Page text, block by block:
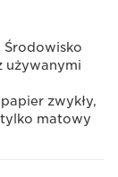
Środowisko
używanymi
zwykły,
tylko matowy